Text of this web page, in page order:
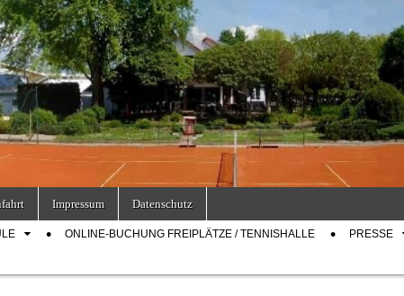
Impressum Datenschutz
ONLINE-BUCHUNG FREIPLÄTZE / TENNISHALLE PRESSE